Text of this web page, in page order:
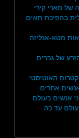
של מארי קירי
בהפיכת תאים
מטא-אנליזה
של גברים
האוטיסטי
אחרים
אנשים בעולם
עד כה